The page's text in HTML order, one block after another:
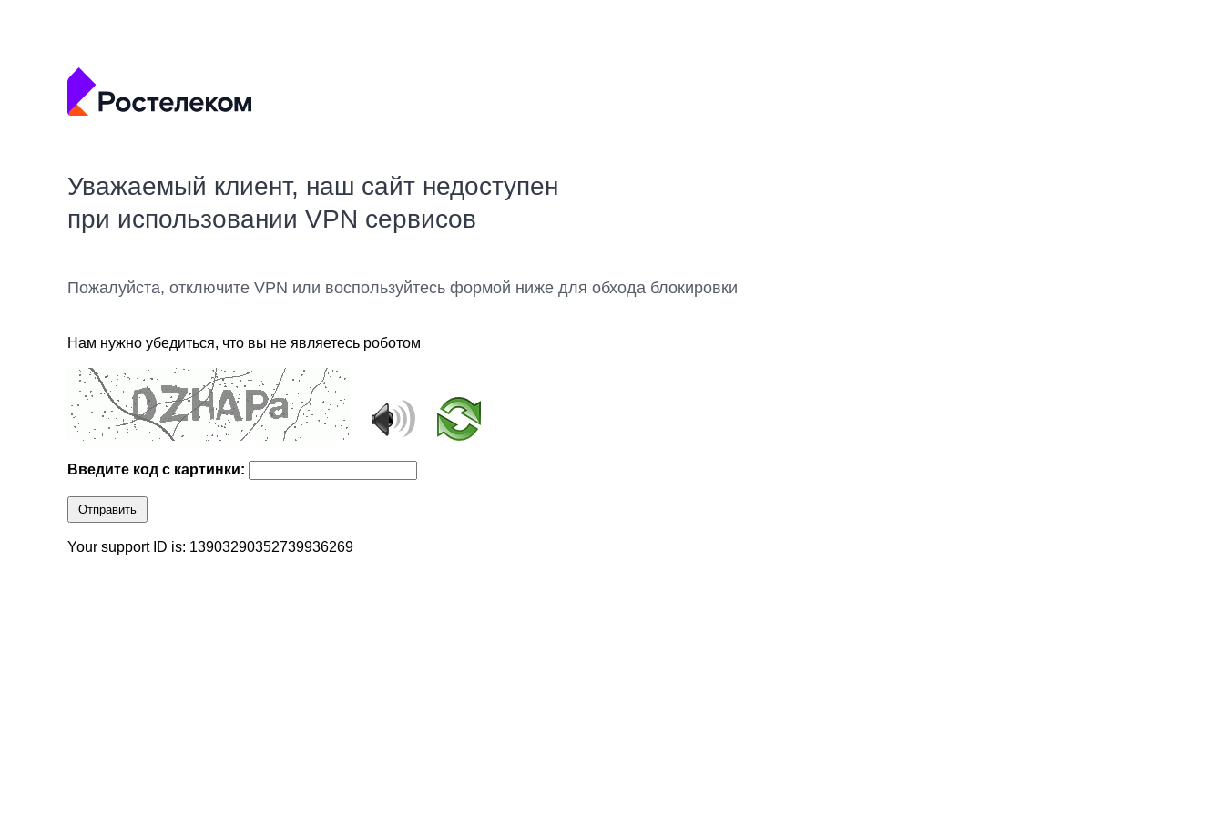
Уважаемый клиент, наш сайт недоступен
при использовании VPN сервисов
Пожалуйста, отключите VPN или воспользуйтесь формой ниже для обхода блокировки
Нам нужно убедиться, что вы не являетесь роботом
Введите код с картинки:
Отправить
Your support ID is: 13903290352739936269